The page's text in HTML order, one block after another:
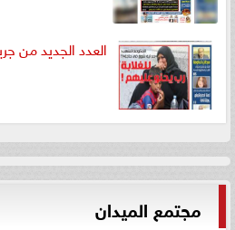
العدد الجديد من
مجتمع الميدان